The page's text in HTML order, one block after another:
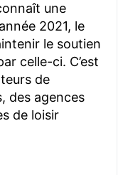
une
2021, le
le soutien
celle-ci. C’est
de
des agences
de loisir